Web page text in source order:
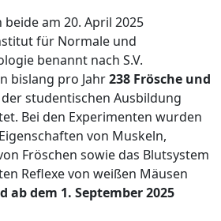
am 20. April 2025
für Normale und
benannt nach S.V.
bislang pro Jahr238 Frösche und
studentischen Ausbildung
Bei den Experimenten wurden
von Muskeln,
Fröschen sowie das Blutsystem
Reflexe von weißen Mäusen
ab dem 1. September 2025